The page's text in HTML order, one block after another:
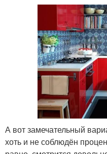
А вот замечательный
хоть и не соблюдён